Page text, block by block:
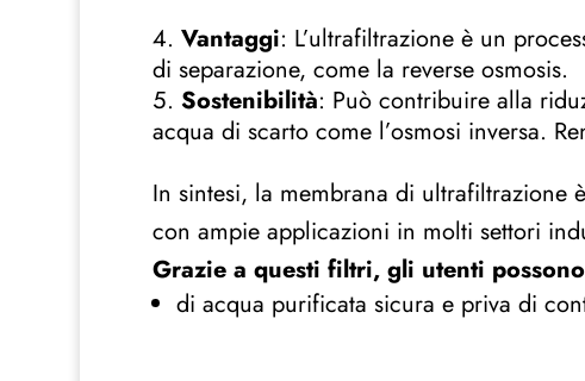
Vantaggi: L’ultrafiltrazione è un
di separazione, come la reverse osmosis.
Sostenibilità: Può contribuire alla
acqua di scarto come l’osmosi inversa.
In sintesi, la membrana di ultrafiltrazione
con ampie applicazioni in molti settori
Grazie a questi filtri, gli utenti
di acqua purificata sicura e priva di